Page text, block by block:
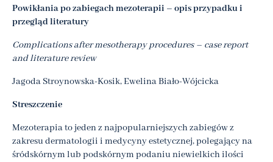
Powikłania po zabiegach mezoterapii – opis przypadku i
przegląd literatury
Complications after mesotherapy procedures – case report
and literature review
Jagoda Stroynowska-Kosik, Ewelina Biało-Wójcicka
Streszczenie
Mezoterapia to jeden z najpopularniejszych zabiegów z
zakresu dermatologii i medycyny estetycznej, polegający na
śródskórnym lub podskórnym podaniu niewielkich ilości